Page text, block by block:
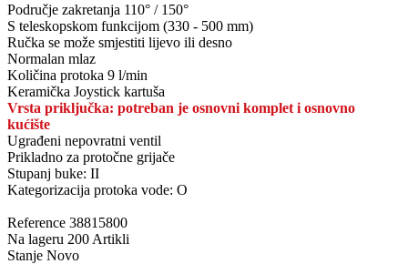
Područje zakretanja 110° / 150°
S teleskopskom funkcijom (330 - 500 mm)
Ručka se može smjestiti lijevo ili desno
Normalan mlaz
Količina protoka 9 l/min
Keramička Joystick kartuša
Vrsta priključka: potreban je osnovni komplet i osnovno
kućište
Ugrađeni nepovratni ventil
Prikladno za protočne grijače
Stupanj buke: II
Kategorizacija protoka vode: O
Reference 38815800
Na lageru 200 Artikli
Stanje Novo